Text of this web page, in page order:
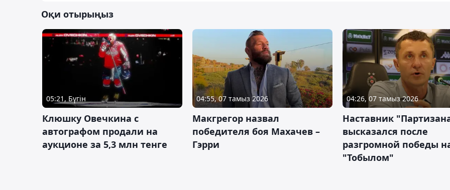
Оқи отырыңыз
05:21, Бүгін
Клюшку Овечкина с
автографом продали на
аукционе за 5,3 млн тенге
04:55, 07 тамыз 2026
Макгрегор назвал
победителя боя Махачев –
Гэрри
04:26, 07 тамыз 2026
Наставник
высказался после
разгромной победы
"Тобылом"